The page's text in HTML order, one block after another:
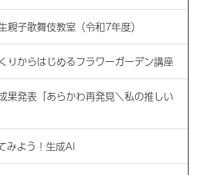
親子歌舞伎教室（令和7年度）
りからはじめるフラワーガーデン講座
果発表「あらかわ再発見＼私の推しい
みよう！生成AI